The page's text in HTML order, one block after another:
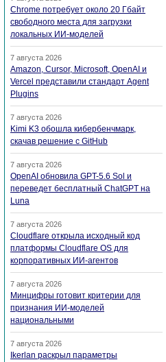
Chrome потребует около 20 Гбайт
свободного места для загрузки
локальных ИИ-моделей
7 августа 2026
Amazon, Cursor, Microsoft, OpenAI и
Vercel представили стандарт Agent
Plugins
7 августа 2026
Kimi K3 обошла кибербенчмарк,
скачав решение с GitHub
7 августа 2026
OpenAI обновила GPT-5.6 Sol и
переведет бесплатный ChatGPT на
Luna
7 августа 2026
Cloudflare открыла исходный код
платформы Cloudflare OS для
корпоративных ИИ-агентов
7 августа 2026
Минцифры готовит критерии для
признания ИИ-моделей
национальными
7 августа 2026
Ikerlan раскрыл параметры